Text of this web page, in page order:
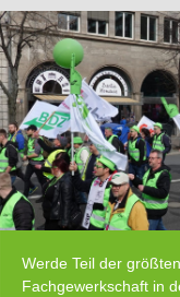
Werde Teil der
Fachgewerkschaft in